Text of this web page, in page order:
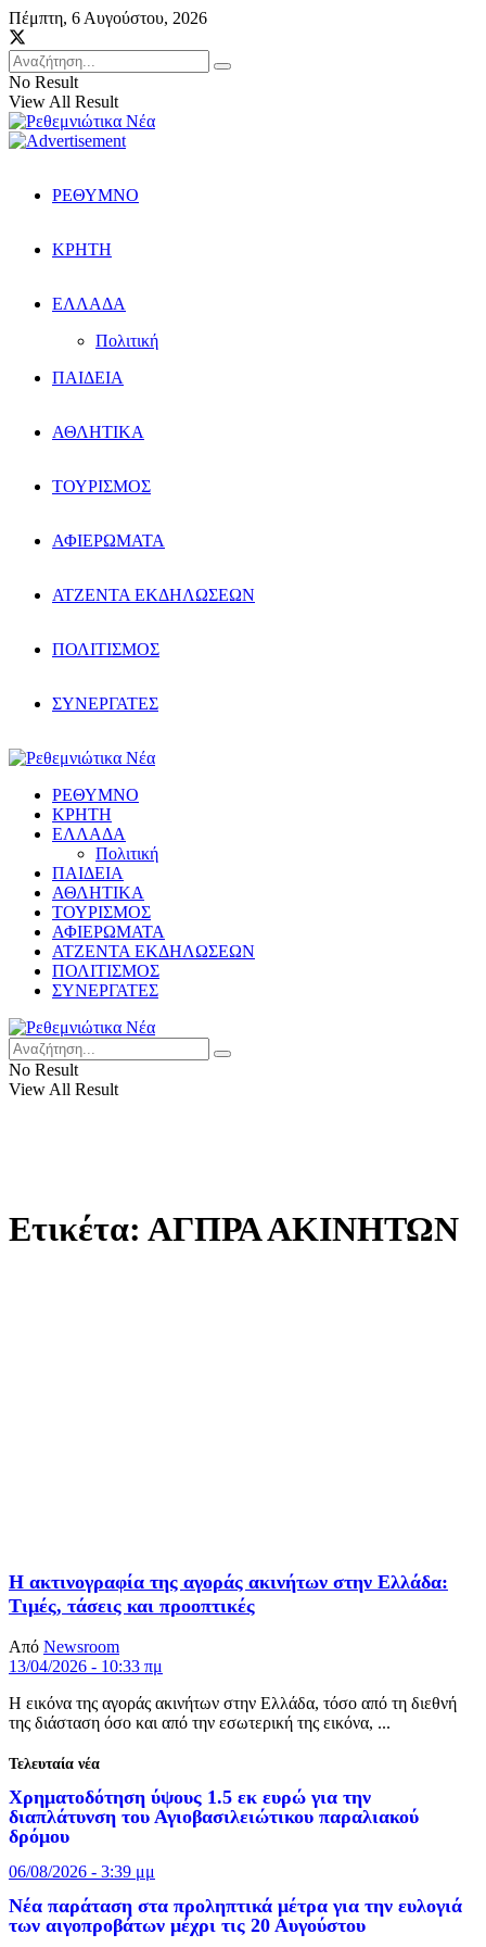
Πέμπτη, 6 Αυγούστου, 2026
No Result
View All Result
ΡΕΘΥΜΝΟ
ΚΡΗΤΗ
ΕΛΛΑΔΑ
Πολιτική
ΠΑΙΔΕΙΑ
ΑΘΛΗΤΙΚΑ
ΤΟΥΡΙΣΜΟΣ
ΑΦΙΕΡΩΜΑΤΑ
ΑΤΖΕΝΤΑ ΕΚΔΗΛΩΣΕΩΝ
ΠΟΛΙΤΙΣΜΟΣ
ΣΥΝΕΡΓΑΤΕΣ
ΡΕΘΥΜΝΟ
ΚΡΗΤΗ
ΕΛΛΑΔΑ
Πολιτική
ΠΑΙΔΕΙΑ
ΑΘΛΗΤΙΚΑ
ΤΟΥΡΙΣΜΟΣ
ΑΦΙΕΡΩΜΑΤΑ
ΑΤΖΕΝΤΑ ΕΚΔΗΛΩΣΕΩΝ
ΠΟΛΙΤΙΣΜΟΣ
ΣΥΝΕΡΓΑΤΕΣ
No Result
View All Result
Ετικέτα: ΑΓΠΡΑ ΑΚΙΝΗΤΩΝ
Η ακτινογραφία της αγοράς ακινήτων στην Ελλάδα:
Τιμές, τάσεις και προοπτικές
Από Newsroom
13/04/2026 - 10:33 πμ
Η εικόνα της αγοράς ακινήτων στην Ελλάδα, τόσο από τη διεθνή
της διάσταση όσο και από την εσωτερική της εικόνα, ...
Τελευταία νέα
Xρηματοδότηση ύψους 1.5 εκ ευρώ για την
διαπλάτυνση του Αγιοβασιλειώτικου παραλιακού
δρόμου
06/08/2026 - 3:39 μμ
Νέα παράταση στα προληπτικά μέτρα για την ευλογιά
των αιγοπροβάτων μέχρι τις 20 Αυγούστου